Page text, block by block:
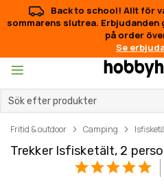
Back to school! Allt för
sommarens slutrea.
på order
Se
Fritid & outdoor Camping
Trekker Isfisketält, 2